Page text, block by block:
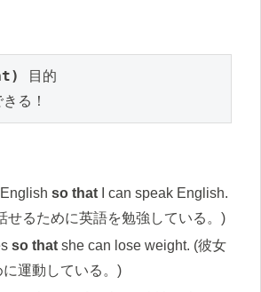
目的
る！
English so that I can speak English.
せるために英語を勉強している。)
so that she can lose weight. (彼女
運動している。)